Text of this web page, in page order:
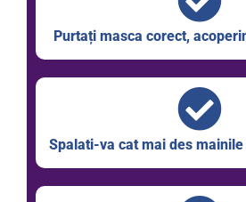
Purtați masca corect,
Spalati-va cat mai des